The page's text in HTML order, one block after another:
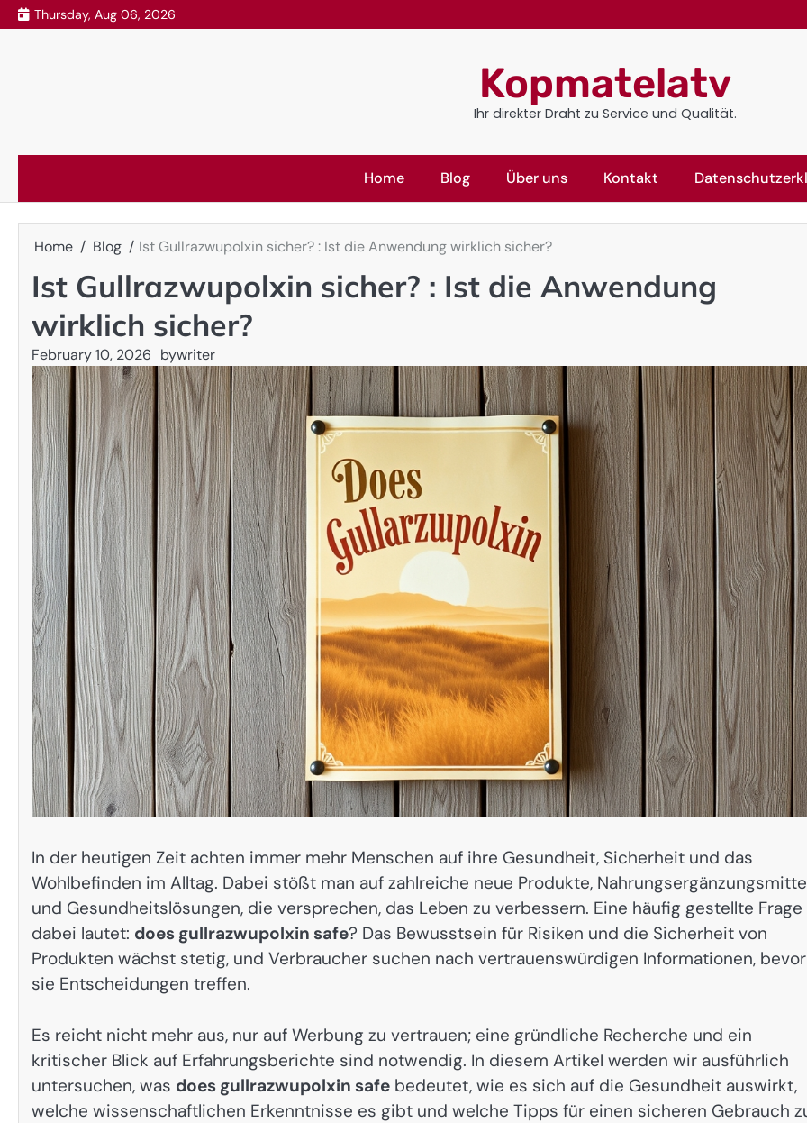
Skip
to
Thursday, Aug 06, 2026
Kopmatelatv
Ihr direkter Draht zu Service und Qualität.
Home Blog Über uns Kontakt
Home Blog Ist Gullrazwupolxin sicher? : Ist die Anwendung wirklich sicher?
Ist Gullrazwupolxin sicher? : Ist die Anwendung
wirklich sicher?
February 10, 2026 bywriter
In der heutigen Zeit achten immer mehr Menschen auf ihre Gesundheit, Sicherheit und das
Wohlbefinden im Alltag. Dabei stößt man auf zahlreiche neue Produkte,
und Gesundheitslösungen, die versprechen, das Leben zu verbessern. Eine häufig gestellte Frage
dabei lautet: does gullrazwupolxin safe? Das Bewusstsein für Risiken und die Sicherheit von
Produkten wächst stetig, und Verbraucher suchen nach vertrauenswürdigen Informationen, bevor
sie Entscheidungen treffen.
Es reicht nicht mehr aus, nur auf Werbung zu vertrauen; eine gründliche Recherche und ein
kritischer Blick auf Erfahrungsberichte sind notwendig. In diesem Artikel werden wir ausführlich
untersuchen, was does gullrazwupolxin safe bedeutet, wie es sich auf die Gesundheit auswirkt,
welche wissenschaftlichen Erkenntnisse es gibt und welche Tipps für einen sicheren Gebrauch